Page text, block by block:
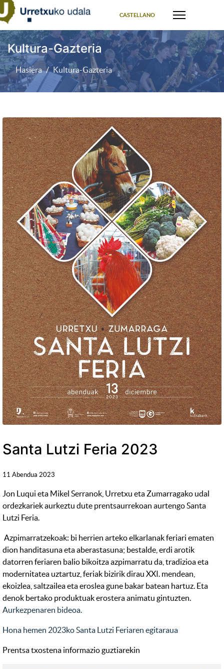
CASTELLANO
Kultura-Gazteria
Hasiera Kultura-Gazteria
Santa Lutzi Feria 2023
11 Abendua 2023
Jon Luqui eta Mikel Serranok, Urretxu eta Zumarragako udal
ordezkariek aurkeztu dute prentsaurrekoan aurtengo Santa
Lutzi Feria.
Azpimarratzekoak: bi herrien arteko elkarlanak feriari ematen
dion handitasuna eta aberastasuna; bestalde, erdi arotik
datorren feriaren balio bikoitza azpimarratu da, tradizioa eta
modernitatea uztartuz, feriak bizirik dirau XXI. mendean,
ekoizlea, saltzailea eta eroslea gune bakar batean hartuz. Eta
denok bertako produktuak erostera animatu gintuzten.
Aurkezpenaren bideoa.
Hona hemen 2023ko Santa Lutzi Feriaren egitaraua
Prentsa txostena informazio guztiarekin